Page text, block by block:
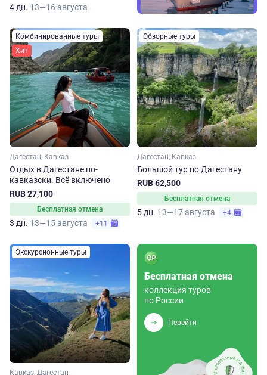
4 дн. 13—16 августа
Комбинированные туры
Хит
Дагестан, Кавказ
Отдых в Дагестане по-
кавказски. Всё включено
RUB 27,100
Бесплатная отмена
3 дн. 13—15 августа +11
Обзорные туры
Дагестан, Кавказ
Большой тур по Дагестану
RUB 62,500
Бесплатная отмена
5 дн. 13—17 августа +4
Экскурсионные туры
Кавказ, Дагестан
Бесплатная отмена
коллекция туров
по России
Перейти